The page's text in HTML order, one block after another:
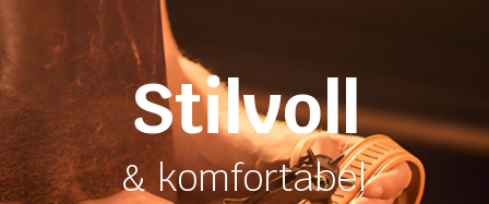
Stilvoll
& komfortabel